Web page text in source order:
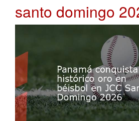
santo domingo